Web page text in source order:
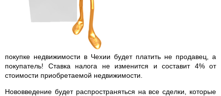
покупке недвижимости в Чехии будет платить не продавец, а
покупатель! Ставка налога не изменится и составит 4% от
стоимости приобретаемой недвижимости.
Нововведение будет распространяться на все сделки, которые